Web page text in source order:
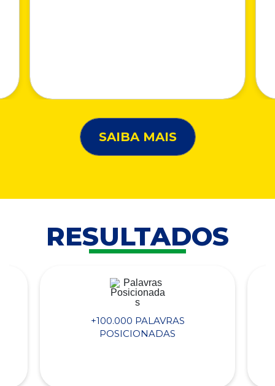
SAIBA MAIS
RESULTADOS
+100.000 PALAVRAS
POSICIONADAS